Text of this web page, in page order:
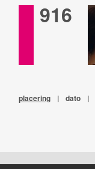
916
placering | dato |